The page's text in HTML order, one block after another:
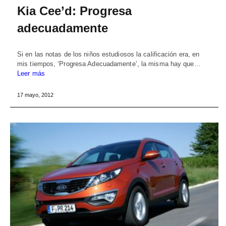
Kia Cee’d: Progresa
adecuadamente
Si en las notas de los niños estudiosos la calificación era, en
mis tiempos, ‘Progresa Adecuadamente’, la misma hay que…
Leer más
17 mayo, 2012